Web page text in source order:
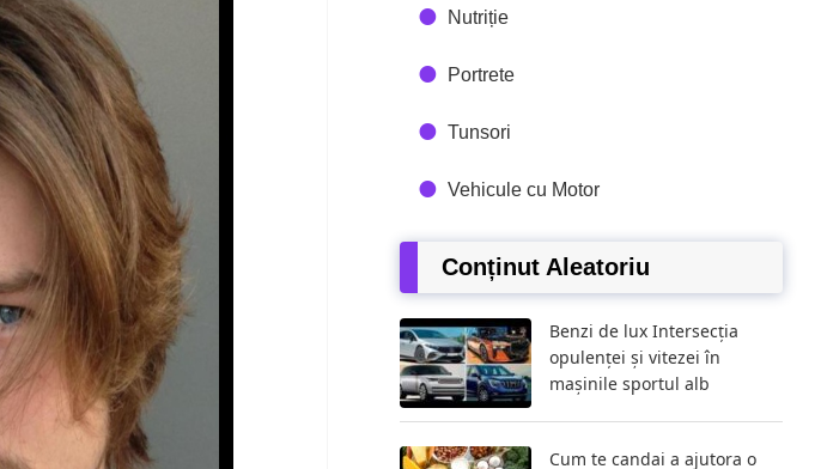
Nutriție
Portrete
Tunsori
Vehicule cu Motor
Conținut Aleatoriu
Benzi de lux Intersecția
opulenței și vitezei în
mașinile sportul alb
Cum te candai a ajutora o